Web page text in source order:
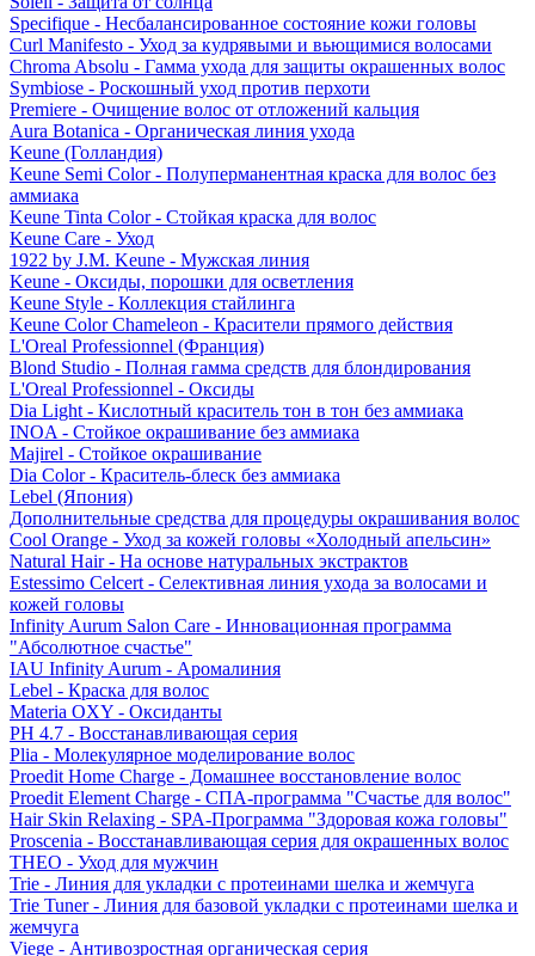
Specifique - Несбалансированное состояние кожи головы
Curl Manifesto - Уход за кудрявыми и вьющимися волосами
Chroma Absolu - Гамма ухода для защиты окрашенных волос
Symbiose - Роскошный уход против перхоти
Premiere - Очищение волос от отложений кальция
Aura Botanica - Органическая линия ухода
Keune (Голландия)
Keune Semi Color - Полуперманентная краска для волос без
аммиака
Keune Tinta Color - Стойкая краска для волос
Keune Care - Уход
1922 by J.M. Keune - Мужская линия
Keune - Оксиды, порошки для осветления
Keune Style - Коллекция стайлинга
Keune Color Chameleon - Красители прямого действия
L'Oreal Professionnel (Франция)
Blond Studio - Полная гамма средств для блондирования
L'Oreal Professionnel - Оксиды
Dia Light - Кислотный краситель тон в тон без аммиака
INOA - Стойкое окрашивание без аммиака
Majirel - Стойкое окрашивание
Dia Color - Краситель-блеск без аммиака
Lebel (Япония)
Дополнительные средства для процедуры окрашивания волос
Cool Orange - Уход за кожей головы «Холодный апельсин»
Natural Hair - На основе натуральных экстрактов
Estessimo Celcert - Селективная линия ухода за волосами и
кожей головы
Infinity Aurum Salon Care - Инновационная программа
"Абсолютное счастье"
IAU Infinity Aurum - Аромалиния
Lebel - Краска для волос
Materia OXY - Оксиданты
PH 4.7 - Восстанавливающая серия
Plia - Молекулярное моделирование волос
Proedit Home Charge - Домашнее восстановление волос
Proedit Element Charge - СПА-программа "Счастье для волос"
Hair Skin Relaxing - SPA-Программа "Здоровая кожа головы"
Proscenia - Восстанавливающая серия для окрашенных волос
THEO - Уход для мужчин
Trie - Линия для укладки с протеинами шелка и жемчуга
Trie Tuner - Линия для базовой укладки с протеинами шелка и
жемчуга
Viege - Антивозростная органическая серия